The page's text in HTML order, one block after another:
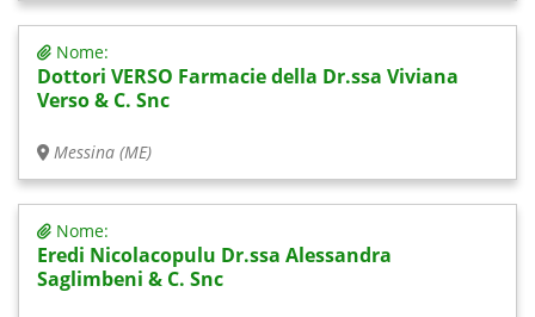
Nome:
Dottori VERSO Farmacie della Dr.ssa Viviana
Verso & C. Snc
Messina (ME)
Nome:
Eredi Nicolacopulu Dr.ssa Alessandra
Saglimbeni & C. Snc